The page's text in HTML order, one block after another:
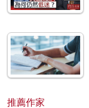
推薦作家